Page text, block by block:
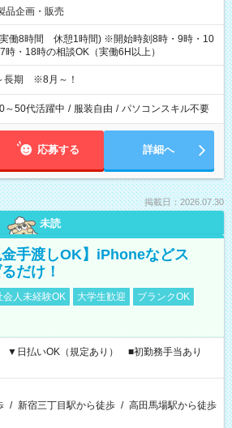
品企画・販売
働8時間 休憩1時間) ※開始時刻8時・9時・10
時・18時の相談OK（実働6H以上）
長期 ※8月～！
～50代活躍中 / 服装自由 / パソコンスキル不要
応募する 詳細へ
掲載日：2026.07.30
未読
金手渡しOK】iPhoneなどス
だけ！
会人未経験OK 大学生歓迎
ブランクOK
▼日払いOK（規定あり） ■初勤務手当あり
/ 新宿三丁目駅から徒歩 / 高田馬場駅から徒歩